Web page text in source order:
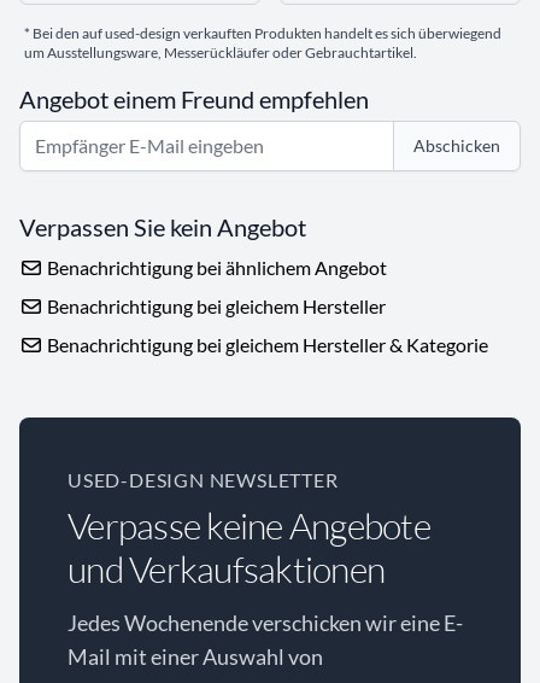
* Bei den auf used-design verkauften Produkten handelt es sich überwiegend
um Ausstellungsware, Messerückläufer oder Gebrauchtartikel.
Angebot einem Freund empfehlen
Abschicken
Verpassen Sie kein Angebot
Benachrichtigung bei ähnlichem Angebot
Benachrichtigung bei gleichem Hersteller
Benachrichtigung bei gleichem Hersteller & Kategorie
USED-DESIGN NEWSLETTER
Verpasse keine Angebote
und Verkaufsaktionen
Jedes Wochenende verschicken wir eine E-
Mail mit einer Auswahl von